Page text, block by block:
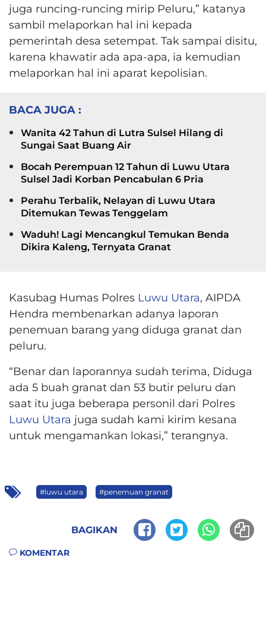
juga runcing-runcing mirip Peluru,” katanya
sambil melaporkan hal ini kepada
pemerintah desa setempat. Tak sampai disitu,
karena khawatir ada apa-apa, ia kemudian
melaporkan hal ini aparat kepolisian.
BACA JUGA :
Wanita 42 Tahun di Lutra Sulsel Hilang di
Sungai Saat Buang Air
Bocah Perempuan 12 Tahun di Luwu Utara
Sulsel Jadi Korban Pencabulan 6 Pria
Perahu Terbalik, Nelayan di Luwu Utara
Ditemukan Tewas Tenggelam
Waduh! Lagi Mencangkul Temukan Benda
Dikira Kaleng, Ternyata Granat
Kasubag Humas Polres Luwu Utara, AIPDA
Hendra membenarkan adanya laporan
penemuan barang yang diduga granat dan
peluru.
“Benar dan laporannya sudah terima, Diduga
ada 5 buah granat dan 53 butir peluru dan
saat itu juga beberapa personil dari Polres
Luwu Utara juga sudah kami kirim kesana
untuk mengamankan lokasi,” terangnya.
#luwu utara #penemuan granat
BAGIKAN
KOMENTAR